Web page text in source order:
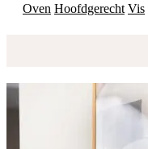
Oven Hoofdgerecht Vis